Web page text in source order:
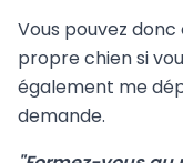
Vous pouvez
propre chien si
également me
demande.